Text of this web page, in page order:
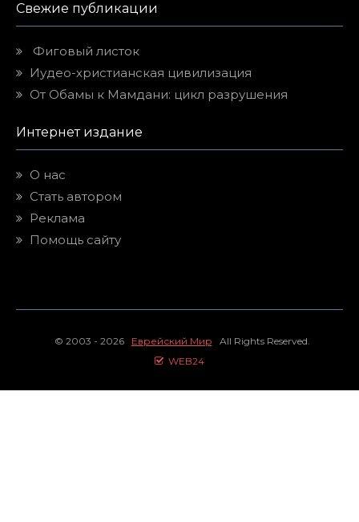
Свежие публикации
Фиговый листок
Иудео-христианская цивилизация
От Обамы к Мамдани: цикл разрушения
Интернет издание
О нас
Стать автором
Реклама
Помощь сайту
© 2003 - 2026 Еврейский Мир All Rights Reserved.
WEB24